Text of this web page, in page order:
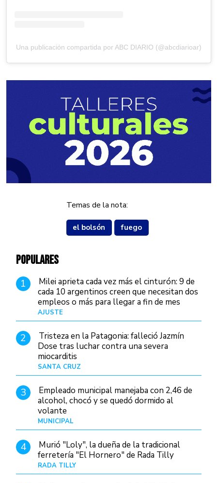
Una publicación compartida por ABC DIARIO (@abcdiarioar)
Temas de la nota:
el bolsón fuego
POPULARES
1
Milei aprieta cada vez más el cinturón: 9 de
cada 10 argentinos creen que necesitan dos
empleos o más para llegar a fin de mes
AJUSTE
2
Tristeza en la Patagonia: falleció Jazmín
Dose tras luchar contra una severa
miocarditis
SANTA CRUZ
3
Empleado municipal manejaba con 2,46 de
alcohol, chocó y se quedó dormido al
volante
MUNICIPAL
4
Murió "Loly", la dueña de la tradicional
ferretería "El Hornero" de Rada Tilly
RADA TILLY